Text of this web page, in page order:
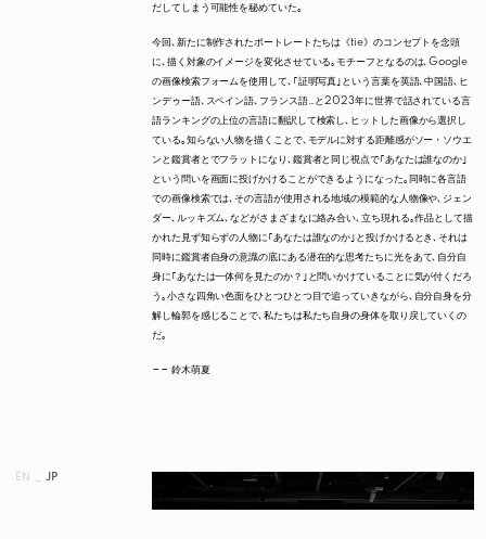
EN JP
だしてしまう可能性を秘めていた｡
今回､新たに制作されたポートレートたちは《tie》のコンセプトを念頭
に､描く対象のイメージを変化させている｡モチーフとなるのは､Google
の画像検索フォームを使用して､｢証明写真｣という言葉を英語､中国語､ヒ
ンデゥー語､スペイン語､フランス語…と2023年に世界で話されている言
語ランキングの上位の言語に翻訳して検索し､ヒットした画像から選択し
ている｡知らない人物を描くことで､モデルに対する距離感がソー・ソウエ
ンと鑑賞者とでフラットになり､鑑賞者と同じ視点で｢あなたは誰なのか｣
という問いを画面に投げかけることができるようになった｡同時に各言語
での画像検索では､その言語が使用される地域の模範的な人物像や､ジェン
ダー､ルッキズム､などがさまざまなに絡み合い､立ち現れる｡作品として描
かれた見ず知らずの人物に｢あなたは誰なのか｣と投げかけるとき､それは
同時に鑑賞者自身の意識の底にある潜在的な思考たちに光をあて､自分自
身に｢あなたは一体何を見たのか？｣と問いかけていることに気が付くだろ
う｡小さな四角い色面をひとつひとつ目で追っていきながら､自分自身を分
解し輪郭を感じることで､私たちは私たち自身の身体を取り戻していくの
だ｡
−− 鈴木萌夏